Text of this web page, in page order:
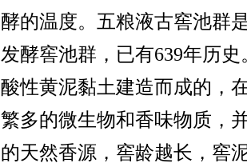
酵的温度。五粮液古窖池群
发酵窖池群，已有639年历
酸性黄泥黏土建造而成的，
繁多的微生物和香味物质，
的天然香源，窖龄越长，窖